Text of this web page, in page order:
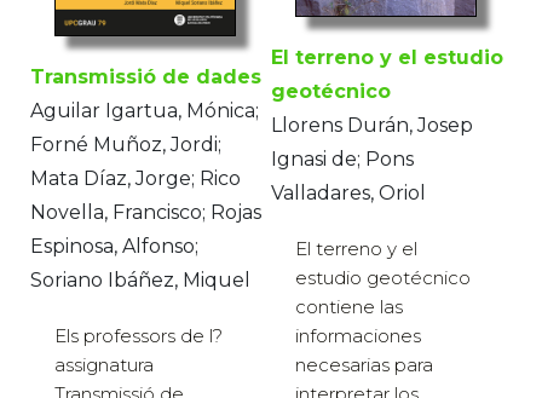
Transmissió de dades
Aguilar Igartua, Mónica;
Forné Muñoz, Jordi;
Mata Díaz, Jorge; Rico
Novella, Francisco; Rojas
Espinosa, Alfonso;
Soriano Ibáñez, Miquel
Els professors de l?
assignatura
El terreno y el estudio
geotécnico
Llorens Durán, Josep
Ignasi de; Pons
Valladares, Oriol
El terreno y el
estudio geotécnico
contiene las
informaciones
necesarias para
interpretar los